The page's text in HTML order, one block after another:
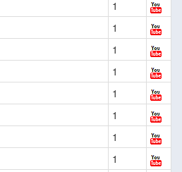
1
1
1
1
1
1
1
1